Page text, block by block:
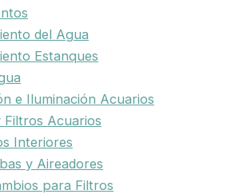
del Agua
Estanques
e Iluminación Acuarios
Filtros Acuarios
Interiores
y Aireadores
para Filtros